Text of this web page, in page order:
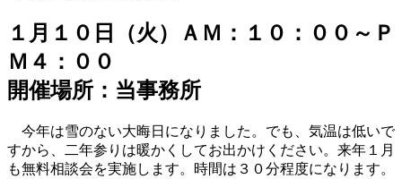
１月１０日（火）ＡＭ：１０：００～Ｐ
Ｍ４：００
開催場所：当事務所
今年は雪のない大晦日になりました。でも、気温は低いで
すから、二年参りは暖かくしてお出かけください。来年１月
も無料相談会を実施します。時間は３０分程度になります。